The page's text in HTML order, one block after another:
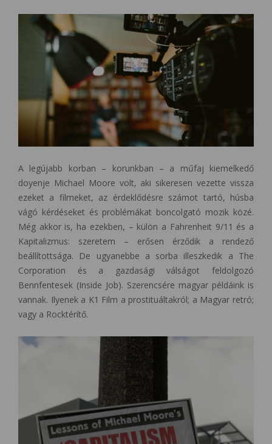
A legújabb korban – korunkban – a műfaj kiemelkedő
doyenje Michael Moore volt, aki sikeresen vezette vissza
ezeket a filmeket, az érdeklődésre számot tartó, húsba
vágó kérdéseket és problémákat boncolgató mozik közé.
Még akkor is, ha ezekben, – külön a Fahrenheit 9/11 és a
Kapitalizmus: szeretem – erősen érződik a rendező
beállítottsága. De ugyanebbe a sorba illeszkedik a The
Corporation és a gazdasági válságot feldolgozó
Bennfentesek (Inside Job). Szerencsére magyar példáink is
vannak. Ilyenek a K1 Film a prostituáltakról; a Magyar retró;
vagy a Rocktérítő.